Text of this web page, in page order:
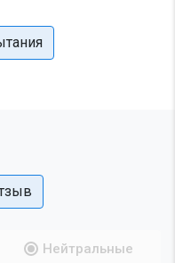
Нейтральные